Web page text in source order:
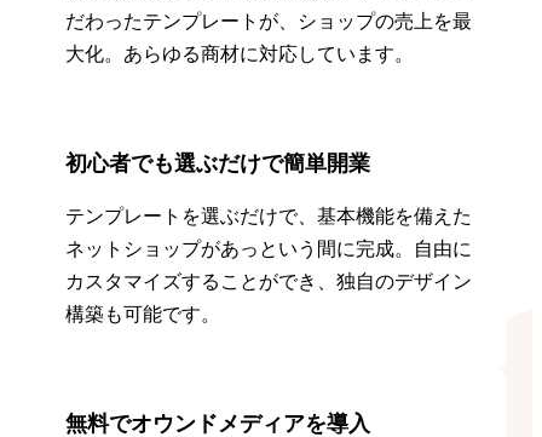
だわったテンプレートが、ショップの売上を最
大化。あらゆる商材に対応しています。
初心者でも選ぶだけで簡単開業
テンプレートを選ぶだけで、基本機能を備えた
ネットショップがあっという間に完成。自由に
カスタマイズすることができ、独自のデザイン
構築も可能です。
無料でオウンドメディアを導入